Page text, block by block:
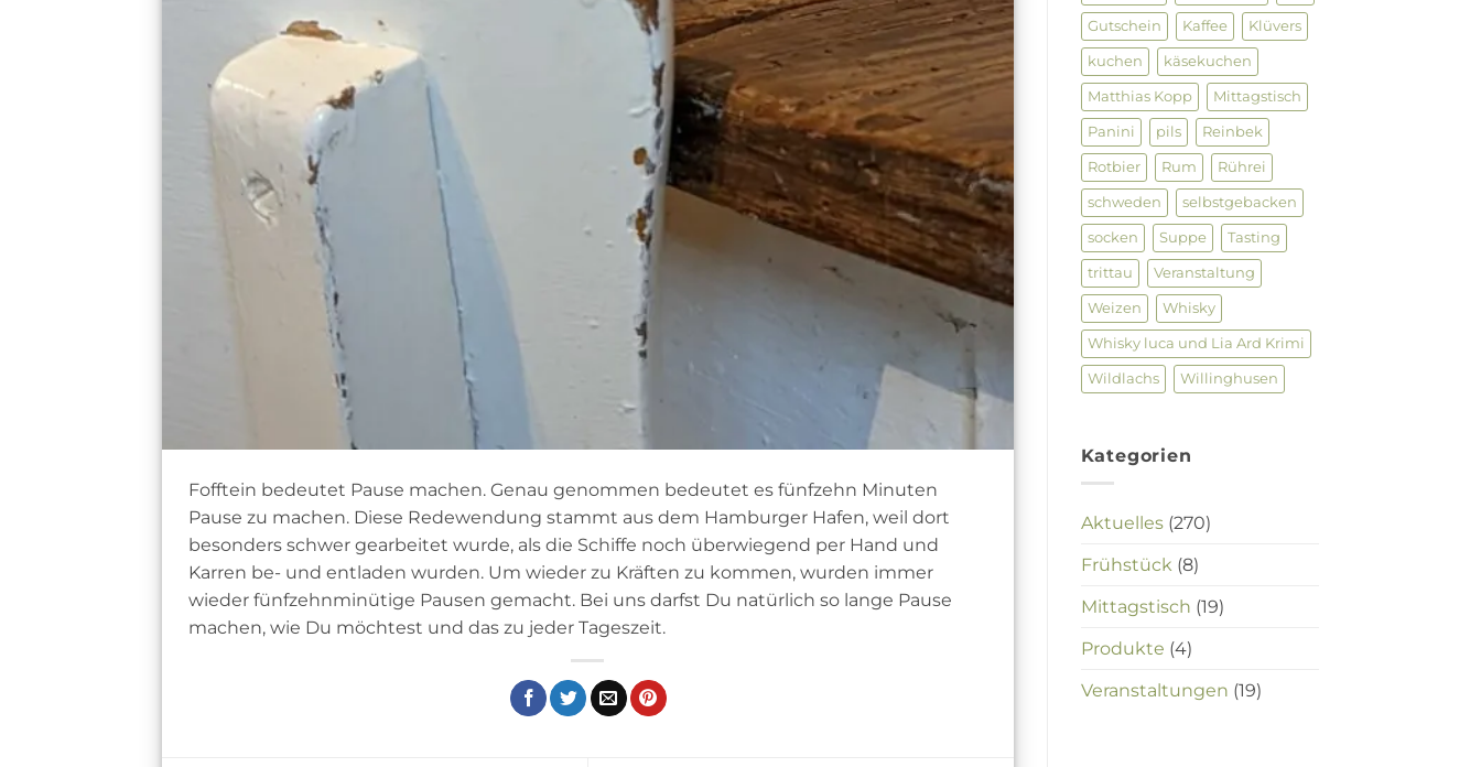
Fofftein bedeutet Pause machen. Genau genommen bedeutet es fünfzehn Minuten
Pause zu machen. Diese Redewendung stammt aus dem Hamburger Hafen, weil dort
besonders schwer gearbeitet wurde, als die Schiffe noch überwiegend per Hand und
Karren be- und entladen wurden. Um wieder zu Kräften zu kommen, wurden immer
wieder fünfzehnminütige Pausen gemacht. Bei uns darfst Du natürlich so lange Pause
machen, wie Du möchtest und das zu jeder Tageszeit.
Gutschein Kaffee Klüvers
kuchen käsekuchen
Matthias Kopp Mittagstisch
Panini pils Reinbek
Rotbier Rum Rührei
schweden selbstgebacken
socken Suppe Tasting
trittau Veranstaltung
Weizen Whisky
Whisky luca und Lia Ard Krimi
Wildlachs Willinghusen
Kategorien
Aktuelles(270)
Frühstück (8)
Mittagstisch (19)
Produkte (4)
Veranstaltungen (19)